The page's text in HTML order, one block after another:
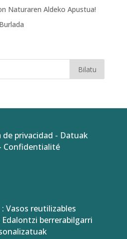
Naturaren Aldeko Apustua!
privacidad - Datuak
Confidentialité
Vasos reutilizables
berrerabilgarri